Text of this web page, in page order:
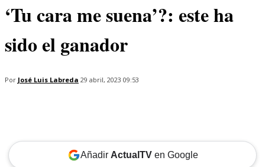
‘Tu cara me suena’?: este ha
sido el ganador
Por José Luis Labreda 29 abril, 2023 09:53
Añadir ActualTVen Google